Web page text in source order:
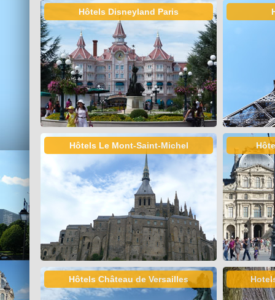
Hôtels Disneyland Paris
Hôtels Le Mont-Saint-Michel
Hôtels Château de Versailles